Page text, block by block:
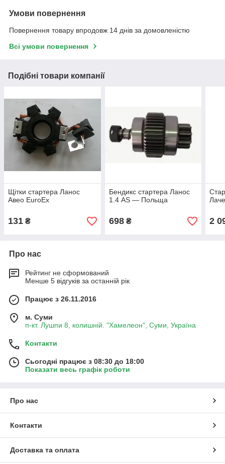
Умови повернення
Повернення товару впродовж 14 днів за домовленістю
Всі умови повернення
Подібні товари компанії
Щітки стартера Ланос
Авео EuroEx
131 ₴
Бендикс стартера Ланос
1.4 AS — Польща
698₴ 2
Про нас
Рейтинг не сформований
Менше 5 відгуків за останній рік
Працює з 26.11.2016
м. Суми
п-кт. Лушпи 8, колишній. "Хамелеон", Суми, Україна
Контакти
Сьогодні працює з 08:30 до 18:00
Показати весь графік роботи
Про нас
Контакти
Доставка та оплата